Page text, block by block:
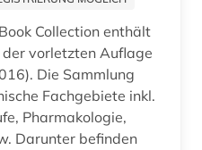
arzneimittelwechselwirkung (2)
Collection enthält
vorletzten Auflage
Die Sammlung
Fachgebiete inkl.
Pharmakologie,
Darunter befinden